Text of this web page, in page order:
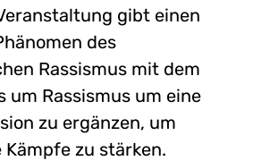
gibt einen
des
Rassismus mit dem
um Rassismus um eine
zu ergänzen, um
zu stärken.